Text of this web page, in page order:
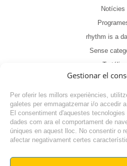
Gestionar el
Per oferir les millors experiències,
galetes per emmagatzemar i/o accedir
El consentiment d'aquestes
dades com ara el comportament de
úniques en aquest lloc. No consentir o
afectar negativament certes
Notícies
rhythm is a
Sense
Tertúlia
NOTÍCIA
NOTÍCIA